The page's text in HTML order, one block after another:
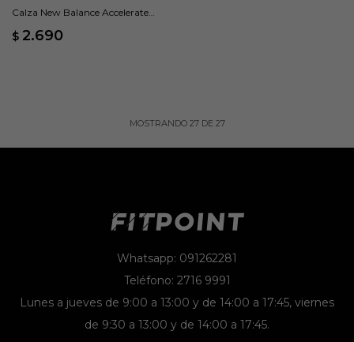
Calza New Balance Accelerate
$ 2.690
MOSTRANDO 27DE 27
Whatsapp: 091262281
Teléfono: 2716 9991
Lunes a jueves de 9:00 a 13:00 y de 14:00 a 17:45, viernes
de 9:30 a 13:00 y de 14:00 a 17:45.